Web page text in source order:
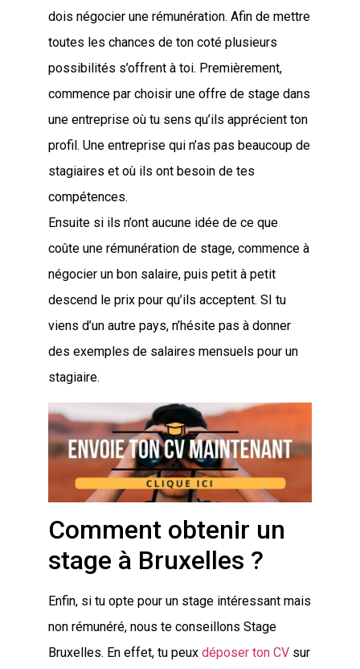
dois négocier une rémunération. Afin de mettre
toutes les chances de ton coté plusieurs
possibilités s’offrent à toi. Premièrement,
commence par choisir une offre de stage dans
une entreprise où tu sens qu’ils apprécient ton
profil. Une entreprise qui n’as pas beaucoup de
stagiaires et où ils ont besoin de tes
compétences.
Ensuite si ils n’ont aucune idée de ce que
coûte une rémunération de stage, commence à
négocier un bon salaire, puis petit à petit
descend le prix pour qu’ils acceptent. SI tu
viens d’un autre pays, n’hésite pas à donner
des exemples de salaires mensuels pour un
stagiaire.
Comment obtenir un
stage à Bruxelles ?
Enfin, si tu opte pour un stage intéressant mais
non rémunéré, nous te conseillons Stage
Bruxelles. En effet, tu peux déposer ton CV sur